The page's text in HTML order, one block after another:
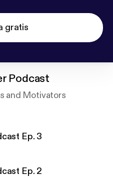
gratis
Podcast
and Motivators
Ep. 3
Ep. 2